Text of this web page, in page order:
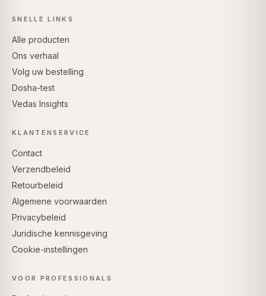
SNELLE LINKS
Alle producten
Ons verhaal
Volg uw bestelling
Dosha-test
Vedas Insights
KLANTENSERVICE
Contact
Verzendbeleid
Retourbeleid
Algemene voorwaarden
Privacybeleid
Juridische kennisgeving
Cookie-instellingen
VOOR PROFESSIONALS